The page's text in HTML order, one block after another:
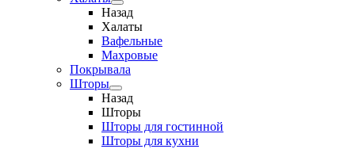
Назад
Халаты
Вафельные
Махровые
Покрывала
Шторы
Назад
Шторы
Шторы для гостинной
Шторы для кухни